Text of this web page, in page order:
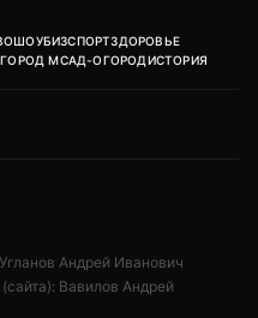
ШОУБИЗСПОРТЗДОРОВЬЕ
ГОРОД МСАД-ОГОРОДИСТОРИЯ
Андрей Иванович
Вавилов Андрей